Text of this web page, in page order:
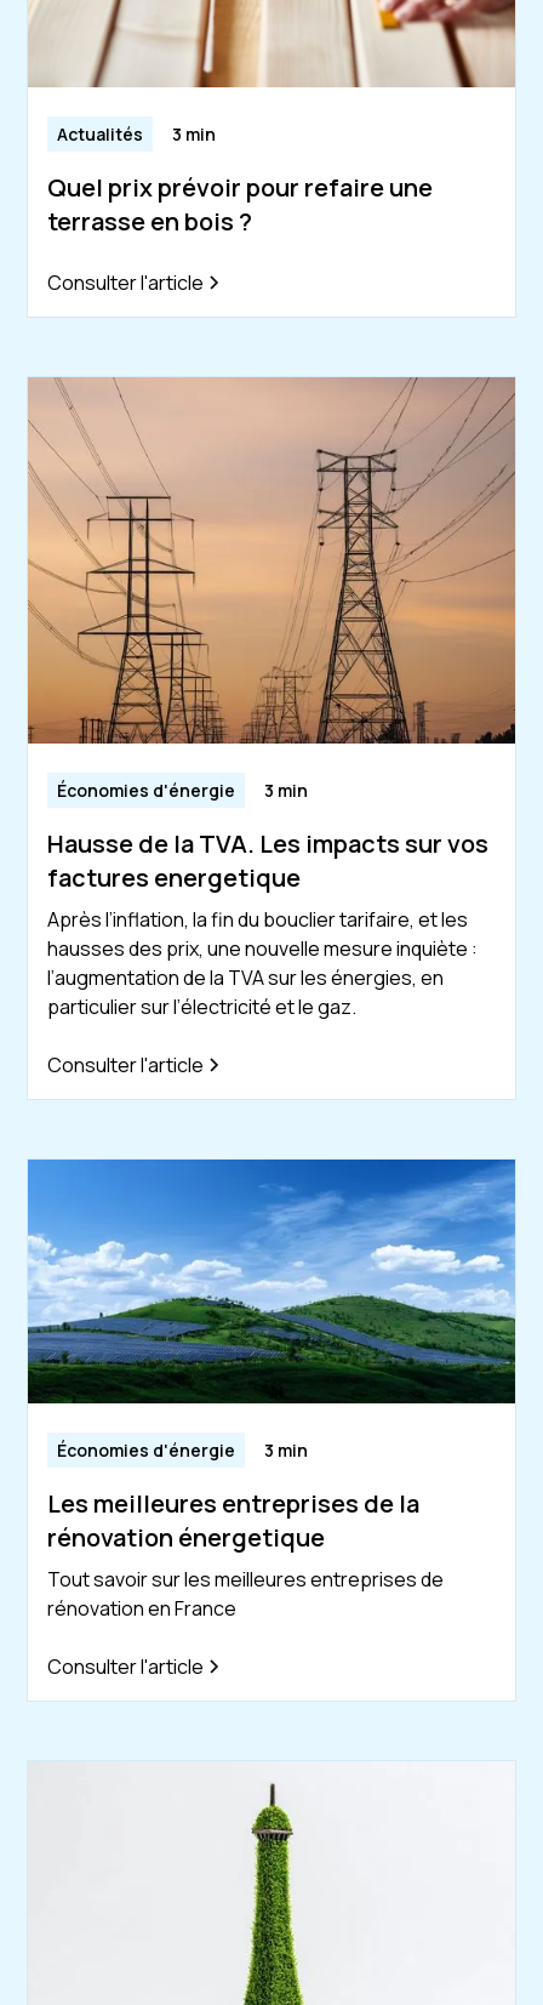
Actualités 3 min
Quel prix prévoir pour refaire une
terrasse en bois ?
Consulter l'article
Économies d'énergie 3 min
Hausse de la TVA. Les impacts sur vos
factures energetique
Après l’inflation, la fin du bouclier tarifaire, et les
hausses des prix, une nouvelle mesure inquiète :
l’augmentation de la TVA sur les énergies, en
particulier sur l’électricité et le gaz.
Consulter l'article
Économies d'énergie 3 min
Les meilleures entreprises de la
rénovation énergetique
Tout savoir sur les meilleures entreprises de
rénovation en France
Consulter l'article